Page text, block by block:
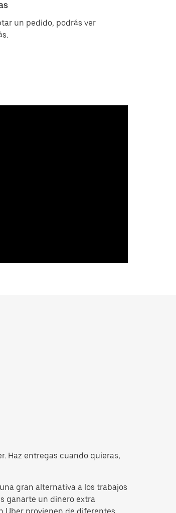
un pedido, podrás ver
Haz entregas cuando quieras,
gran alternativa a los trabajos
ganarte un dinero extra